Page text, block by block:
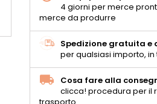
4 giorni per merce
merce da produrre
Spedizione gratuita e
per qualsiasi importo,
Cosa fare alla
clicca! procedura per il